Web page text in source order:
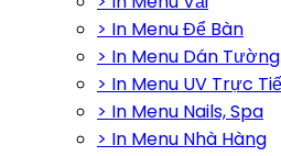
> In Menu Để Bàn
> In Menu Dán Tường
> In Menu UV Trực
> In Menu Nails, Spa
> In Menu Nhà Hàng